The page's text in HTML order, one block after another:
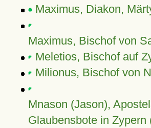
Maximus, Diakon,
Maximus, Bischof von
Meletios, Bischof auf
Milionus, Bischof von
Mnason (Jason),
Glaubensbote in Zypern